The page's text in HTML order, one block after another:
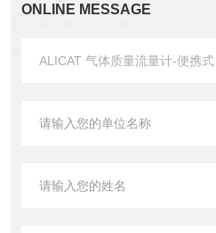
ONLINE MESSAGE